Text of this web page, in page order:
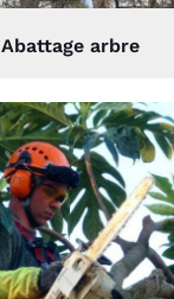
Abattage arbre